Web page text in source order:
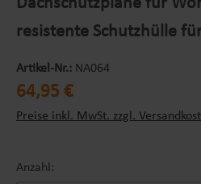
resistente Schutzhülle
Artikel-Nr.: NA064
Regulärer Preis:
64,95 €
Preise inkl. MwSt. zzgl.
Anzahl: